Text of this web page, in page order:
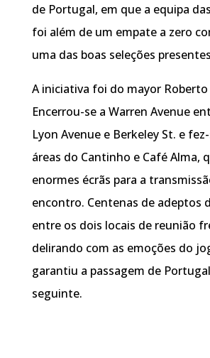
de Portugal, em que a equipa
foi além de um empate a zero
uma das boas seleções
A iniciativa foi do mayor Roberto
Encerrou-se a Warren Avenue
Lyon Avenue e Berkeley St. e
áreas do Cantinho e Café Alma,
enormes écrãs para a
encontro. Centenas de adeptos
entre os dois locais de reunião
delirando com as emoções do
garantiu a passagem de
seguinte.